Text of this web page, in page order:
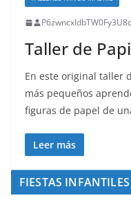
Taller de
En este original taller
más pequeños
figuras de papel de
Leer más
FIESTAS